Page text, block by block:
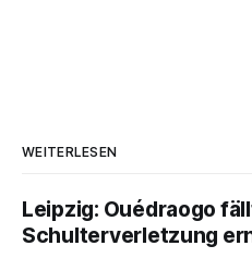
WEITERLESEN
Leipzig: Ouédraogo
Schulterverletzung